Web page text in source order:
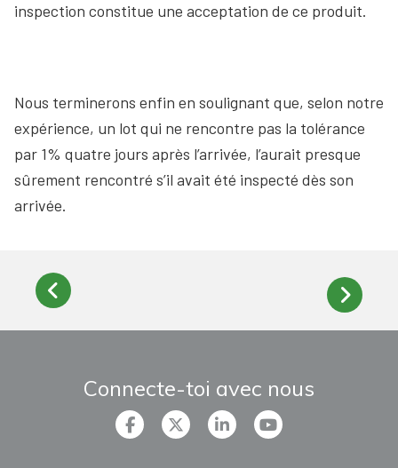
inspection constitue une acceptation de ce produit.
Nous terminerons enfin en soulignant que, selon notre
expérience, un lot qui ne rencontre pas la tolérance
par 1% quatre jours après l’arrivée, l’aurait presque
sûrement rencontré s’il avait été inspecté dès son
arrivée.
Connecte-toi avec nous